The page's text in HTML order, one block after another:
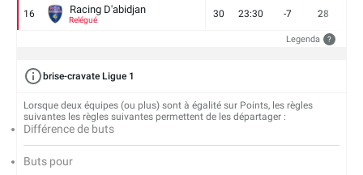
16 Racing D'abidjan
Relégué
30 23:30 -7 28
Legenda ?
brise-cravate Ligue 1
Lorsque deux équipes (ou plus) sont à égalité sur Points, les règles
suivantes les règles suivantes permettent de les départager :
Différence de buts
Buts pour